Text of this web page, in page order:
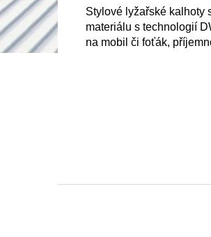
Stylové lyžařské kalhoty
materiálu s technologií
na mobil či foťák,